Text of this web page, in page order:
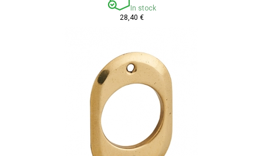
In stock
28,40 €